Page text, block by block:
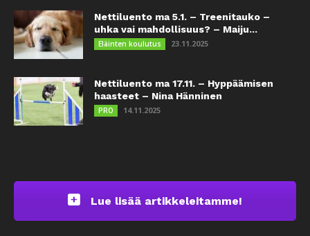
Nettiluento ma 5.1. – Treenitauko –
uhka vai mahdollisuus? – Maiju...
Eläinten koulutus 23.11.2025
Nettiluento ma 17.11. – Hyppäämisen
haasteet – Nina Hänninen
PRO 14.11.2025
Lue lisää artikkeleitamme!